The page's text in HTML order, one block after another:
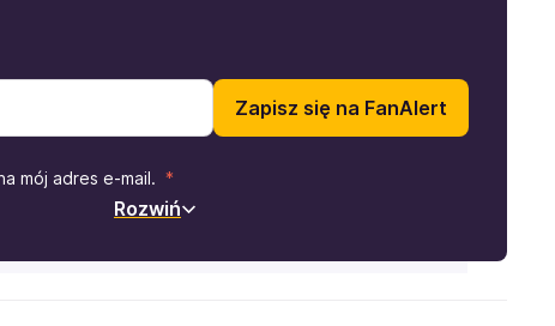
Zapisz się na FanAlert
mój adres e-mail.
Rozwiń